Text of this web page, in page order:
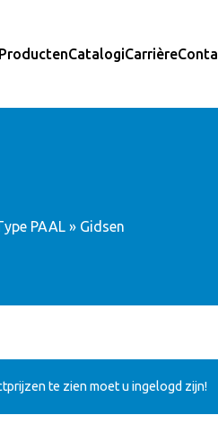
ProductenCatalogiCarrière
PAAL » Gidsen
te zien moet u ingelogd zijn!